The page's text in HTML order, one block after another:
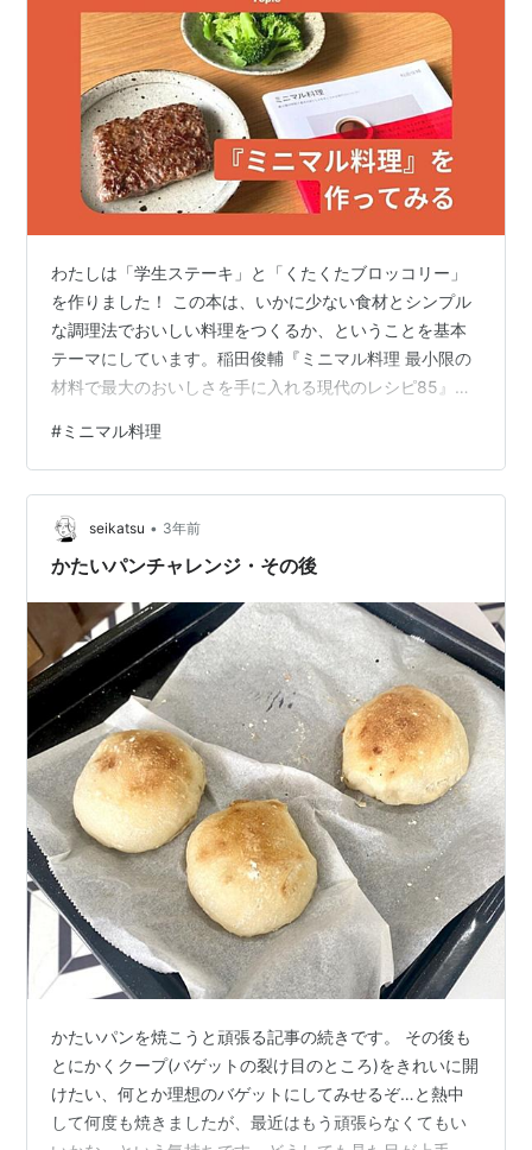
わたしは「学生ステーキ」と「くたくたブロッコリー」
を作りました！ この本は、いかに少ない食材とシンプル
な調理法でおいしい料理をつくるか、ということを基本
テーマにしています。稲田俊輔『ミニマル料理 最小限の
材料で最大のおいしさを手に入れる現代のレシピ85』
プロデューサーの稲田俊輔さんによる料理書『ミニマル
料理』。「最小限の要素で最大のおいしさを手に入れ
る」ための「ミニマル料理」のレシピだけでなく、稲田
俊輔さんによる読みごたえのある前書きや、ユーモラス
な語り口の説明文も魅力的な料理本です。はてなブログ
#ミニマル料理
seikatsu • 3年前
かたいパンチャレンジ・その後
かたいパンを焼こうと頑張る記事の続きです。 その後も
とにかくクープ(バゲットの裂け目のところ)をきれいに開
けたい、何とか理想のバゲットにしてみせるぞ…と熱中
して何度も焼きましたが、最近はもう頑張らなくてもい